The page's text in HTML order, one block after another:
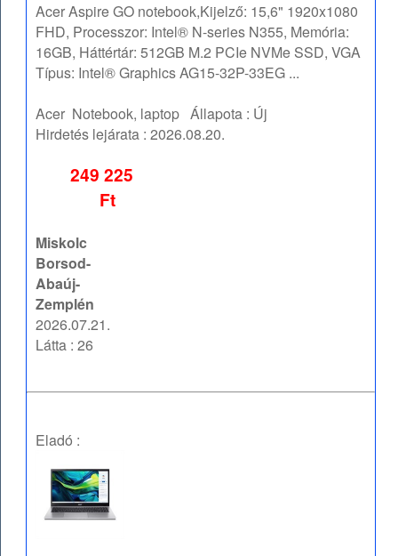
Acer Aspire GO notebook,Kijelző: 15,6" 1920x1080
FHD, Processzor: Intel® N-series N355, Memória:
16GB, Háttértár: 512GB M.2 PCIe NVMe SSD, VGA
Típus: Intel® Graphics AG15-32P-33EG ...
Acer Notebook, laptop Állapota : Új
Hirdetés lejárata :2026.08.20.
249 225
Ft
Miskolc
Borsod-
Abaúj-
Zemplén
2026.07.21.
Látta : 26
Eladó :